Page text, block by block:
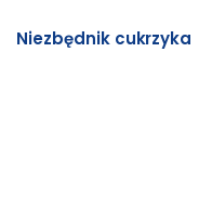
Niezbędnik cukrzyka